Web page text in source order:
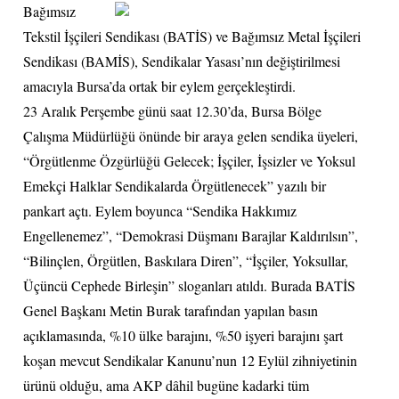
Bağımsız
Tekstil İşçileri Sendikası (BATİS) ve Bağımsız Metal İşçileri
Sendikası (BAMİS), Sendikalar Yasası’nın değiştirilmesi
amacıyla Bursa’da ortak bir eylem gerçekleştirdi.
23 Aralık Perşembe günü saat 12.30’da, Bursa Bölge
Çalışma Müdürlüğü önünde bir araya gelen sendika üyeleri,
“Örgütlenme Özgürlüğü Gelecek; İşçiler, İşsizler ve Yoksul
Emekçi Halklar Sendikalarda Örgütlenecek” yazılı bir
pankart açtı. Eylem boyunca “Sendika Hakkımız
Engellenemez”, “Demokrasi Düşmanı Barajlar Kaldırılsın”,
“Bilinçlen, Örgütlen, Baskılara Diren”, “İşçiler, Yoksullar,
Üçüncü Cephede Birleşin” sloganları atıldı. Burada BATİS
Genel Başkanı Metin Burak tarafından yapılan basın
açıklamasında, %10 ülke barajını, %50 işyeri barajını şart
koşan mevcut Sendikalar Kanunu’nun 12 Eylül zihniyetinin
ürünü olduğu, ama AKP dâhil bugüne kadarki tüm